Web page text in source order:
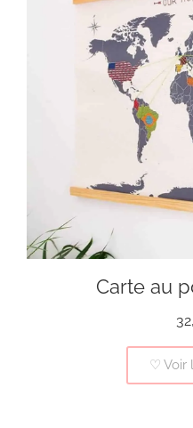
Carte au
♡ Voir